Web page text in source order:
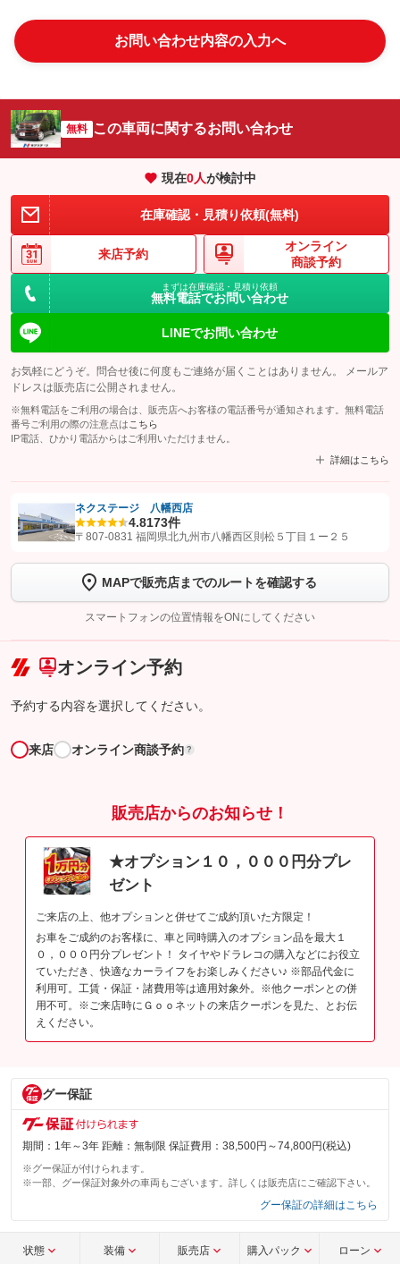
お問い合わせ内容の入力へ
無料 この車両に関するお問い合わせ
現在0人が検討中
在庫確認・見積り依頼(無料)
来店予約
オンライン
商談予約
まずは在庫確認・見積り依頼
無料電話でお問い合わせ
LINEでお問い合わせ
お気軽にどうぞ。問合せ後に何度もご連絡が届くことはありません。 メールア
ドレスは販売店に公開されません。
※無料電話をご利用の場合は、販売店へお客様の電話番号が通知されます。無料電話
番号ご利用の際の注意点は こちら
IP電話、ひかり電話からはご利用いただけません。
詳細はこちら
【STEP1】認証画面でグーネットを友だち追加してから「許可する」ボタンを押
トーク画面で
ボタンをタップして問い合わせを
完了してください。
こちら
ネクステージ 八幡西店
4.8173件
〒807-0831 福岡県北九州市八幡西区則松５丁目１ー２５
MAPで販売店までのルートを確認する
スマートフォンの位置情報をONにしてください
オンライン予約
予約する内容を選択してください。
来店 オンライン商談予約 ?
販売店からのお知らせ！
★オプション１０，０００円分プレ
ゼント
ご来店の上、他オプションと併せてご成約頂いた方限定！
お車をご成約のお客様に、車と同時購入のオプション品を最大１
０，０００円分プレゼント！ タイヤやドラレコの購入などにお役立
ていただき、快適なカーライフをお楽しみください♪ ※部品代金に
利用可。工賃・保証・諸費用等は適用対象外。※他クーポンとの併
用不可。※ご来店時にＧｏｏネットの来店クーポンを見た、とお伝
えください。
グー保証
期間：1年～3年 距離：無制限 保証費用：38,500円～74,800円(税込)
※グー保証が付けられます。
※一部、グー保証対象外の車両もございます。詳しくは販売店にご確認下さい。
グー保証の詳細はこちら
状態 装備 販売店 購入パック ローン